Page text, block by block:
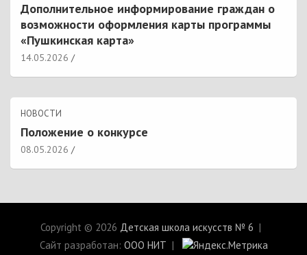
Дополнительное информирование граждан о
возможности оформления карты программы
«Пушкинская карта»
14.05.2026
НОВОСТИ
Положение о конкурсе
08.05.2026
Copyright © 2026 Детская школа искусств № 6
Сайт разработан: ООО НИТ